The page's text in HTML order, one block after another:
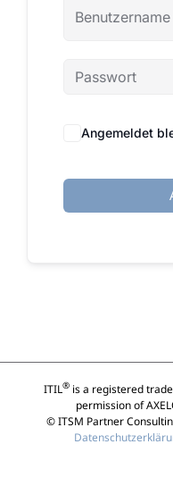
Angemeldet
ITIL®is a registered trade
permission of
© ITSM Partner